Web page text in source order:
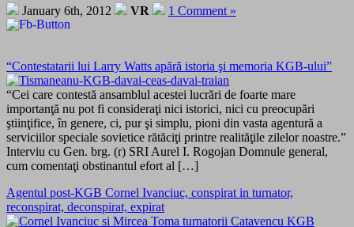
January 6th, 2012 VR 1 Comment »
“Contestatarii lui Larry Watts apără istoria şi memoria KGB-ului”
“Cei care contestă ansamblul acestei lucrări de foarte mare
importanţă nu pot fi consideraţi nici istorici, nici cu preocupări
ştiinţifice, în genere, ci, pur şi simplu, pioni din vasta agentură a
serviciilor speciale sovietice rătăciţi printre realităţile zilelor noastre.”
Interviu cu Gen. brg. (r) SRI Aurel I. Rogojan Domnule general,
cum comentaţi obstinantul efort al […]
Agentul post-KGB Cornel Ivanciuc, conspirat in turnator,
reconspirat, deconspirat, expirat